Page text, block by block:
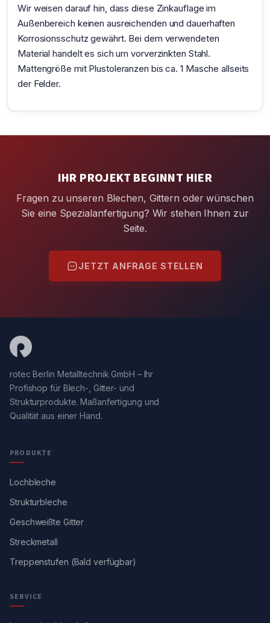
Wir weisen darauf hin, dass diese Zinkauflage im
Außenbereich keinen ausreichenden und dauerhaften
Korrosionsschutz gewährt. Bei dem verwendeten
Material handelt es sich um vorverzinkten Stahl.
Mattengröße mit Plustoleranzen bis ca. 1 Masche allseits
der Felder.
IHR PROJEKT BEGINNT HIER
Fragen zu unseren Blechen, Gittern oder wünschen
Sie eine Spezialanfertigung? Wir stehen Ihnen zur
Seite.
JETZT ANFRAGE STELLEN
rotec Berlin Metalltechnik GmbH – Ihr
Profishop für Blech-, Gitter- und
Strukturprodukte. Maßanfertigung und
Qualität aus einer Hand.
PRODUKTE
Lochbleche
Strukturbleche
Geschweißte Gitter
Streckmetall
Treppenstufen (Bald verfügbar)
SERVICE